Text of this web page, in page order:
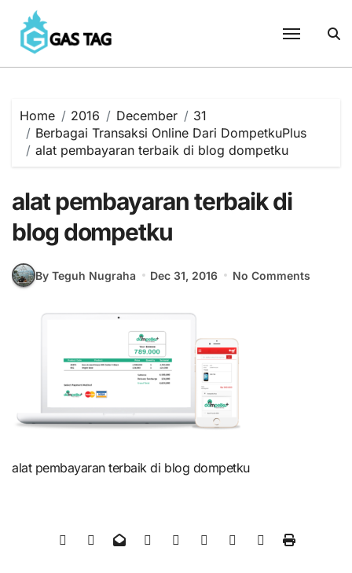
content
Home 2016 December
31
Berbagai Transaksi Online Dari DompetkuPlus
alat pembayaran terbaik di blog dompetku
alat pembayaran terbaik di
blog dompetku
By Teguh Nugraha Dec 31, 2016 No Comments
alat pembayaran terbaik di blog dompetku